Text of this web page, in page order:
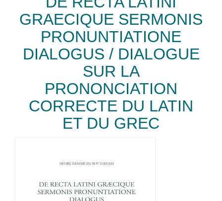
GRAECIQUE SERMONIS
PRONUNTIATIONE
DIALOGUS / DIALOGUE
SUR LA
PRONONCIATION
CORRECTE DU LATIN
ET DU GREC